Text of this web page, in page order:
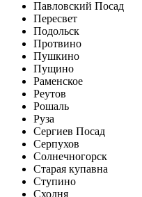
Павловский Посад
Пересвет
Подольск
Протвино
Пушкино
Пущино
Раменское
Реутов
Рошаль
Руза
Сергиев Посад
Серпухов
Солнечногорск
Старая купавна
Ступино
Сходня